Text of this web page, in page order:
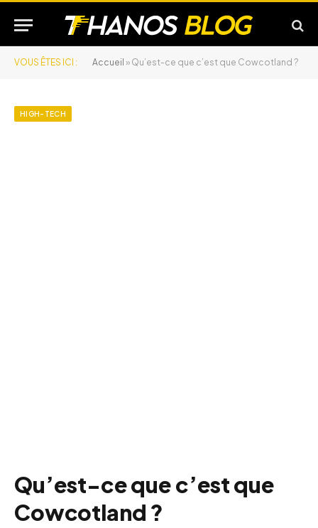
VOUS ÊTES ICI : Accueil » Qu’est-ce que c’est que Cowcotland ?
HIGH-TECH
Qu’est-ce que c’est que
Cowcotland ?